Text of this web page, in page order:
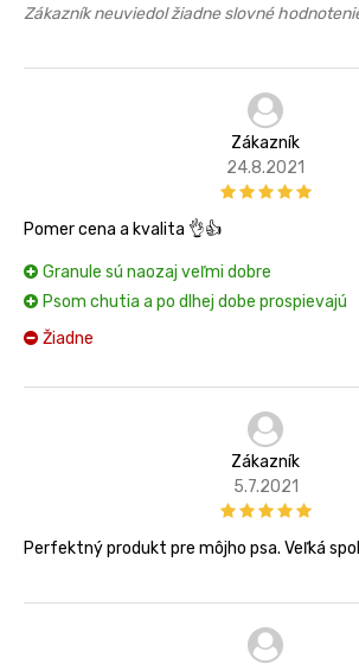
Zákazník neuviedol žiadne slovné
Zákazník
24.8.2021
Pomer cena a kvalita 👌👍
Granule sú naozaj veľmi dobre
Psom chutia a po dlhej dobe prospievajú
Žiadne
Zákazník
5.7.2021
Perfektný produkt pre môjho psa. Veľká